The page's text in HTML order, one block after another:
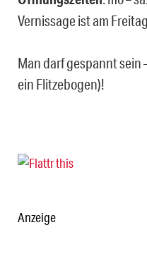
Vernissage ist am
Man darf gespannt sein
ein Flitzebogen)!
Anzeige